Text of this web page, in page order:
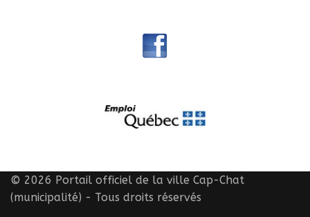
© 2026 Portail officiel de la ville Cap-Chat
(municipalité) - Tous droits réservés